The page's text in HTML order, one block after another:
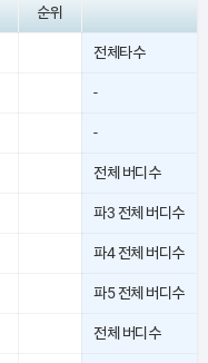
순위
전체타수
-
-
전체 버디수
파3 전체 버디수
파4 전체 버디수
파5 전체 버디수
전체 버디수